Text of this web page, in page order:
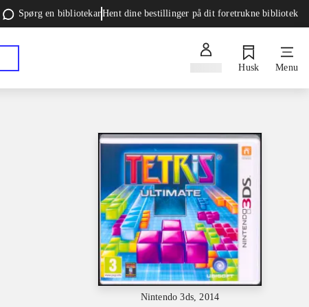
Spørg en bibliotekarHent dine bestillinger på dit foretrukne bibliotek
Husk Menu
Nintendo 3ds, 2014